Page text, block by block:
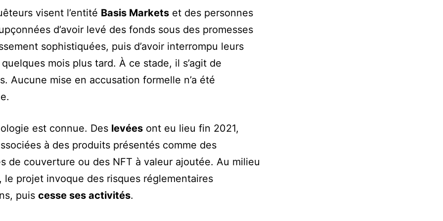
visent l’entité Basis Markets et des personnes
d’avoir levé des fonds sous des promesses
sophistiquées, puis d’avoir interrompu leurs
mois plus tard. À ce stade, il s’agit de
Aucune mise en accusation formelle n’a été
est connue. Des levées ont eu lieu fin 2021,
à des produits présentés comme des
de couverture ou des NFT à valeur ajoutée. Au milieu
le projet invoque des risques réglementaires
puis cesse ses activités.